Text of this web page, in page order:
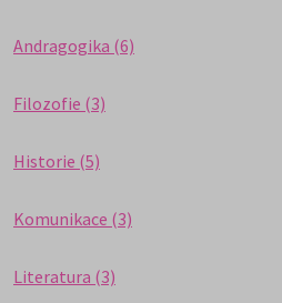
Andragogika (6)
Filozofie (3)
Historie (5)
Komunikace (3)
Literatura (3)